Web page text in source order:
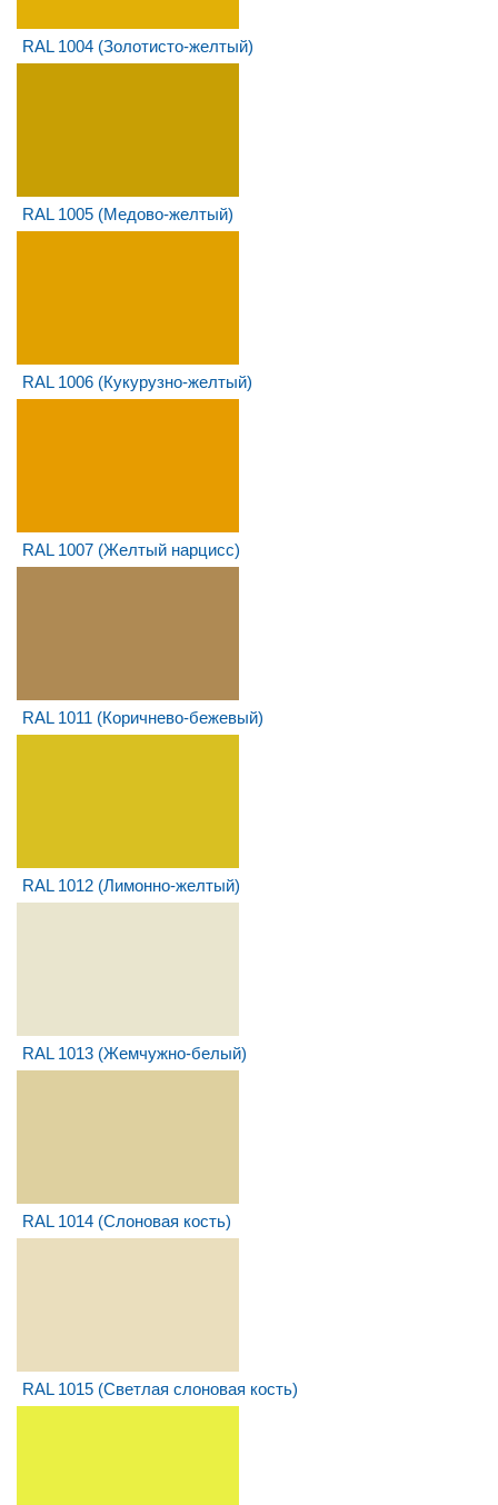
RAL 1004 (Золотисто-желтый)
RAL 1005 (Медово-желтый)
RAL 1006 (Кукурузно-желтый)
RAL 1007 (Желтый нарцисс)
RAL 1011 (Коричнево-бежевый)
RAL 1012 (Лимонно-желтый)
RAL 1013 (Жемчужно-белый)
RAL 1014 (Слоновая кость)
RAL 1015 (Светлая слоновая кость)